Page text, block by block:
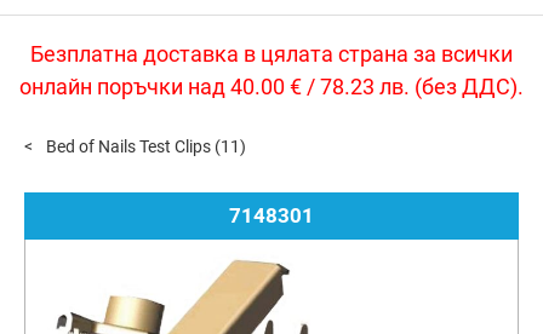
Безплатна доставка в цялата страна за всички
онлайн поръчки над 40.00 € / 78.23 лв. (без ДДС).
Bed of Nails Test Clips (11)
7148301